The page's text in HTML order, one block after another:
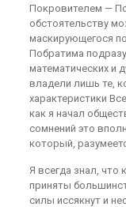
Покровителем —
обстоятельству
маскирующегося
Побратима
математических и
владели лишь те,
характеристики
как я начал
сомнений это
который,
Я всегда знал, что
приняты
силы иссякнут и